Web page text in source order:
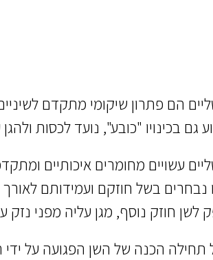
הם פתרון שיקומי מתקדם
גם בכינויו "כובע", נועד לכסות
עשויים מחומרים איכותיים
נבחרים בשל חוזקם ועמידותם
לשן חוזק נוסף, מגן עליה מפני
תחילה הכנה של השן הפגועה על